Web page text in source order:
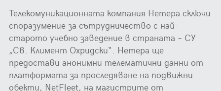
Телекомуникационната компания Нетера сключи
споразумение за сътрудничество с най-
старото учебно заведение в страната – СУ
„Св. Климент Охридски“. Нетера ще
предостави анонимни телематични данни от
платформата за проследяване на подвижни
обекти, NetFleet, на магистрите от